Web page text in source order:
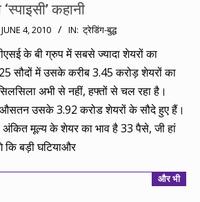
कहानी
JUNE 4, 2010 IN: ट्रेडिंग-बुद्ध
के बी ग्रुप में सबसे ज्यादा शेयरों का
सौदों में उसके करीब 3.45 करोड़ शेयरों का
अभी से नहीं, हफ्तों से चल रहा है।
औसतन उसके 3.92 करोड शेयरों के सौदे हुए हैं।
मूल्य के शेयर का भाव है 33 पैसे, जी हां
बड़ी घटियाऔर
और भी